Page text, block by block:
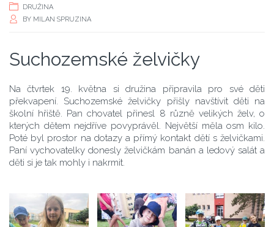
DRUŽINA
BY MILAN SPRUZINA
Suchozemské želvičky
Na čtvrtek 19. května si družina připravila pro své děti
překvapení. Suchozemské želvičky přišly navštívit děti na
školní hřiště. Pan chovatel přinesl 8 různě velikých želv, o
kterých dětem nejdříve povyprávěl. Největší měla osm kilo.
Poté byl prostor na dotazy a přímý kontakt dětí s želvičkami.
Paní vychovatelky donesly želvičkám banán a ledový salát a
děti si je tak mohly i nakrmit.